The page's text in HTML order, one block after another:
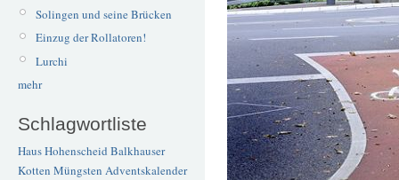
Solingen und seine Brücken
Einzug der Rollatoren!
Lurchi
mehr
Schlagwortliste
Haus Hohenscheid Balkhauser
Kotten Müngsten Adventskalender